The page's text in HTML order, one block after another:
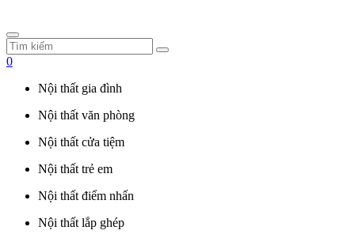
0
Nội thất gia đình
Nội thất văn phòng
Nội thất cửa tiệm
Nội thất trẻ em
Nội thất điểm nhấn
Nội thất lắp ghép